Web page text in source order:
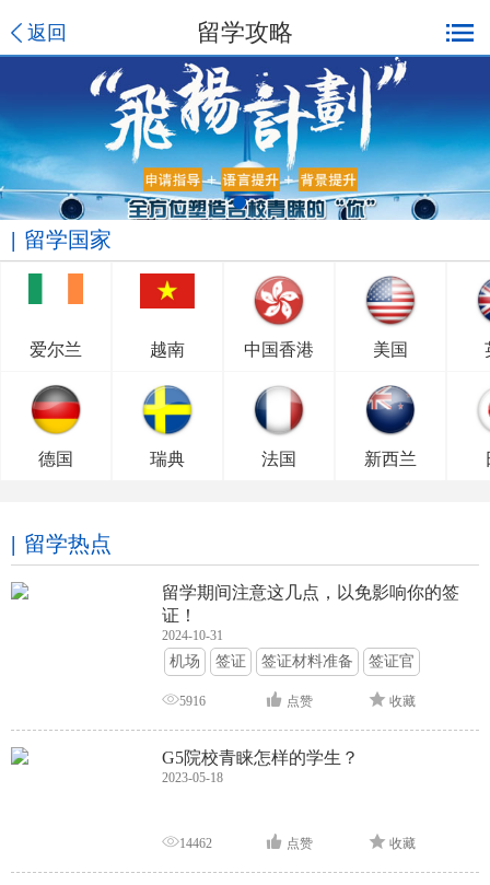
返回 留学攻略
留学国家
爱尔兰 越南 中国香港 美国
德国 瑞典 法国 新西兰
留学热点
留学期间注意这几点，以免影响你的签
证！
2024-10-31
机场 签证 签证材料准备 签证官
签证面试 签证申请攻略
5916 点赞 收藏
G5院校青睐怎样的学生？
2023-05-18
14462 点赞 收藏